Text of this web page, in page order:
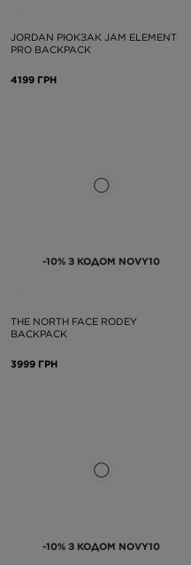
JORDAN РЮКЗАК JAM ELEMENT
PRO BACKPACK
4199 ГРН
-10% З КОДОМ NOVY10
THE NORTH FACE RODEY
BACKPACK
3999 ГРН
-10% З КОДОМ NOVY10